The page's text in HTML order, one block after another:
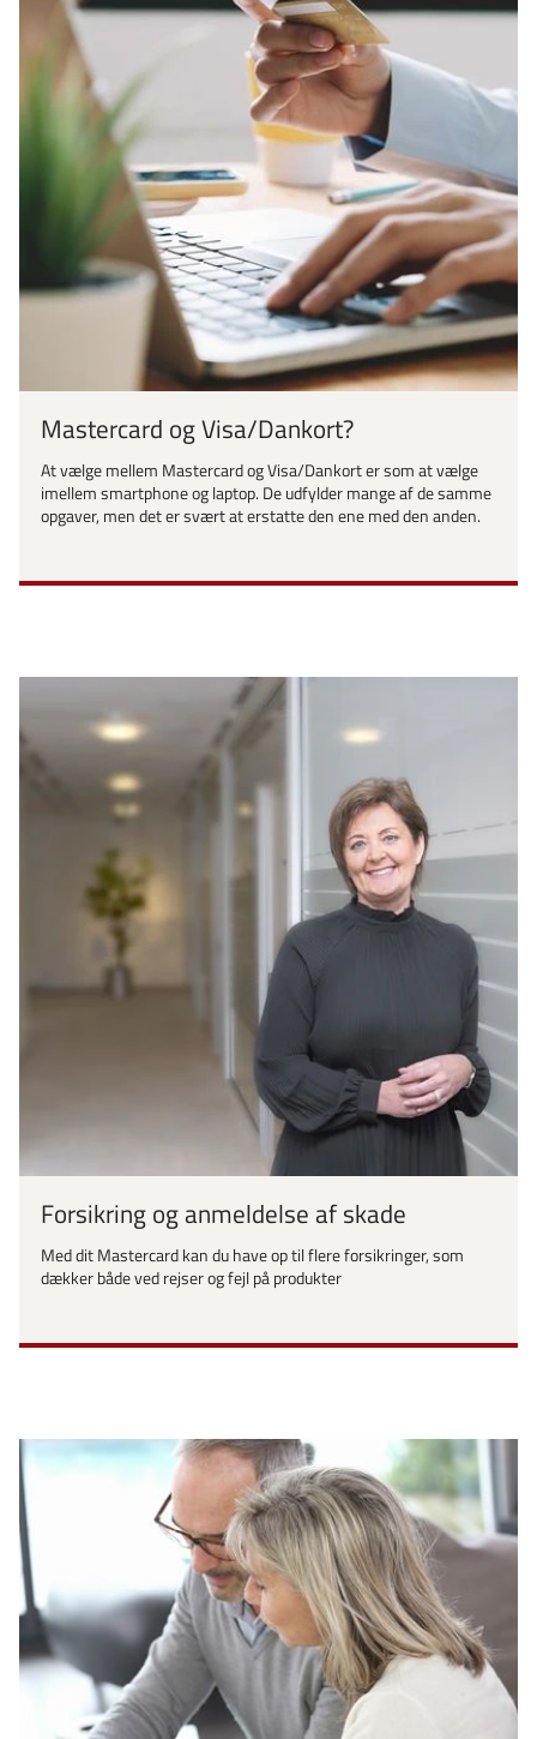
Mastercard og Visa/Dankort?
At vælge mellem Mastercard og Visa/Dankort er som at vælge
imellem smartphone og laptop. De udfylder mange af de samme
opgaver, men det er svært at erstatte den ene med den anden.
Forsikring og anmeldelse af skade
Med dit Mastercard kan du have op til flere forsikringer, som
dækker både ved rejser og fejl på produkter